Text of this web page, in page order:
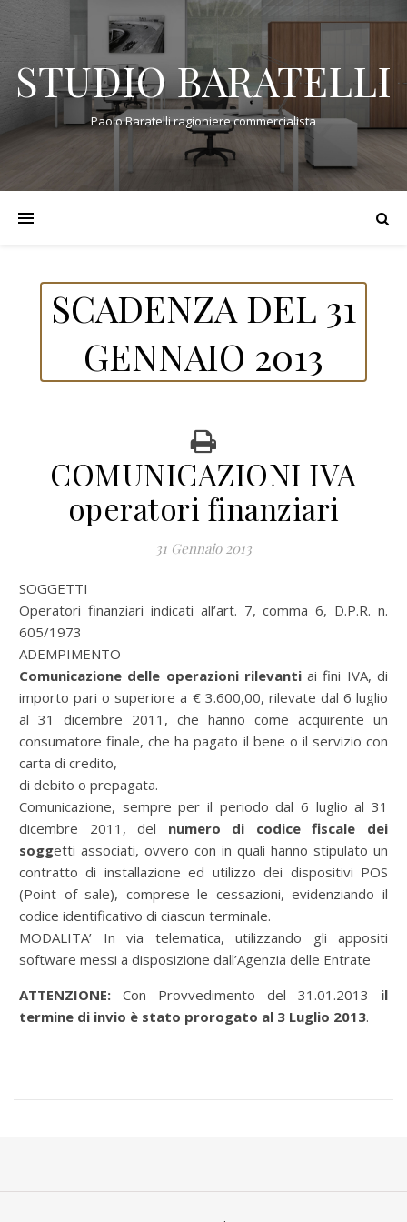
STUDIO BARATELLI
Paolo Baratelli ragioniere commercialista
SCADENZA DEL 31
GENNAIO 2013
COMUNICAZIONI IVA
operatori finanziari
31 Gennaio 2013
SOGGETTI
Operatori finanziari indicati all’art. 7, comma 6, D.P.R. n.
605/1973
ADEMPIMENTO
Comunicazione delle operazioni rilevantiai fini IVA, di
importo pari o superiore a € 3.600,00, rilevate dal 6 luglio
al 31 dicembre 2011, che hanno come acquirente un
consumatore finale, che ha pagato il bene o il servizio con
carta di credito,
di debito o prepagata.
Comunicazione, sempre per il periodo dal 6 luglio al 31
dicembre 2011, del numero di codice fiscale dei
soggetti associati, ovvero con in quali hanno stipulato un
contratto di installazione ed utilizzo dei dispositivi POS
(Point of sale), comprese le cessazioni, evidenziando il
codice identificativo di ciascun terminale.
MODALITA’ In via telematica, utilizzando gli appositi
software messi a disposizione dall’Agenzia delle Entrate
ATTENZIONE: Con Provvedimento del 31.01.2013 il
termine di invio è stato prorogato al 3 Luglio 2013.